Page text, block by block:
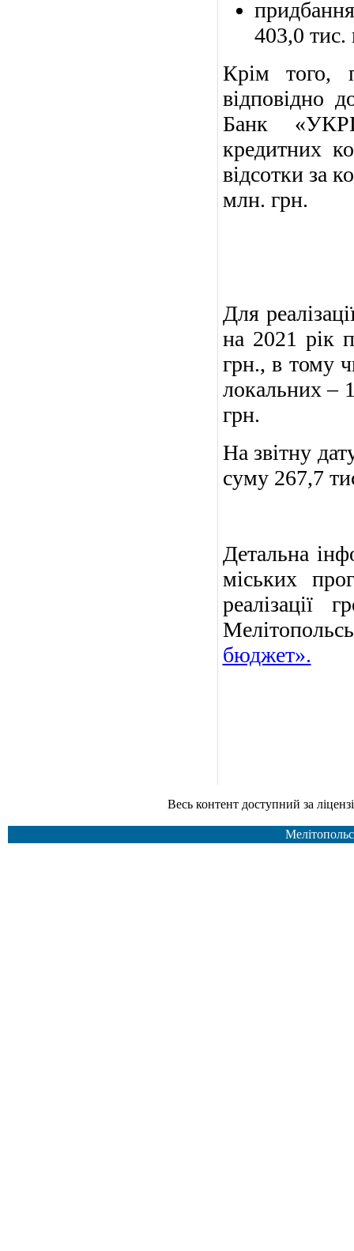
403,0 тис.
Крім того,
відповідно
Банк
кредитних
відсотки за
млн. грн.
Для
на 2021 рік
грн., в тому
локальних –
грн.
На звітну
суму 267,7
Детальна
міських
реалізації
бюджет».
Весь контент доступний за ліцензією Creative